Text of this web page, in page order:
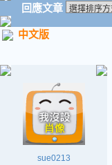
回應文章
中文版
sue0213